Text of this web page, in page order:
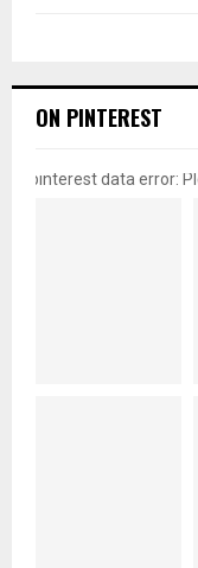
ON PINTEREST
pinterest data error: